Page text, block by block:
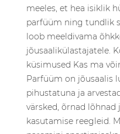
meeles, et hea isiklik
parfüüm ning tundlik
loob meeldivama
jõusaalikülastajatele.
küsimused Kas ma
Parfüüm on jõusaalis
pihustatuna ja
värsked, õrnad
kasutamise reegleid.